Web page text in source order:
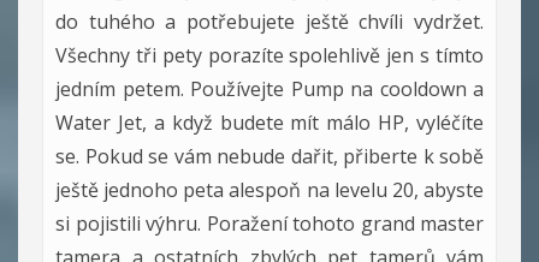
do tuhého a potřebujete ještě chvíli vydržet.
Všechny tři pety porazíte spolehlivě jen s tímto
jedním petem. Používejte Pump na cooldown a
Water Jet, a když budete mít málo HP, vyléčíte
se. Pokud se vám nebude dařit, přiberte k sobě
ještě jednoho peta alespoň na levelu 20, abyste
si pojistili výhru. Poražení tohoto grand master